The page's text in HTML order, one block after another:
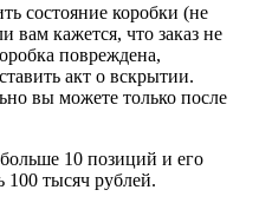
состояние коробки (не
вам кажется, что заказ не
повреждена,
акт о вскрытии.
вы можете только после
10 позиций и его
100 тысяч рублей.